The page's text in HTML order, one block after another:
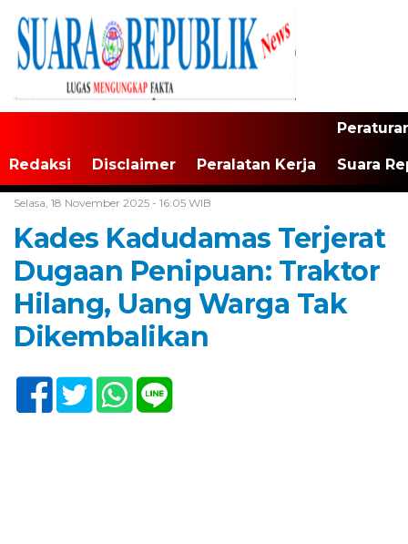
Redaksi Disclaimer Peralatan Kerja Suara
Selasa, 18 November 2025 - 16:05 WIB
Kades Kadudamas Terjerat
Dugaan Penipuan: Traktor
Hilang, Uang Warga Tak
Dikembalikan